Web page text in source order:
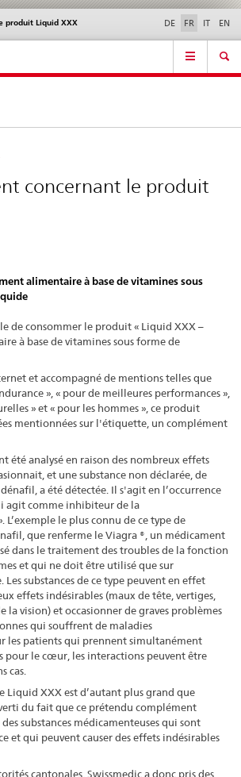
normes
Contact | Support &
aide
produit Liquid XXX DE FR IT EN
concernant le produit
alimentaire à base de vitamines sous
de consommer le produit « Liquid XXX –
à base de vitamines sous forme de
et accompagné de mentions telles que
», « pour de meilleures performances »,
» et « pour les hommes », ce produit
mentionnées sur l'étiquette, un complément
été analysé en raison des nombreux effets
et une substance non déclarée, de
a été détectée. Il s'agit en l’occurrence
agit comme inhibiteur de la
L’exemple le plus connu de ce type de
que renferme le Viagra ®, un médicament
dans le traitement des troubles de la fonction
et qui ne doit être utilisé que sur
substances de ce type peuvent en effet
effets indésirables (maux de tête, vertiges,
la vision) et occasionner de graves problèmes
qui souffrent de maladies
les patients qui prennent simultanément
pour le cœur, les interactions peuvent être
cas.
Liquid XXX est d’autant plus grand que
du fait que ce prétendu complément
substances médicamenteuses qui sont
et qui peuvent causer des effets indésirables
cantonales, Swissmedic a donc pris des